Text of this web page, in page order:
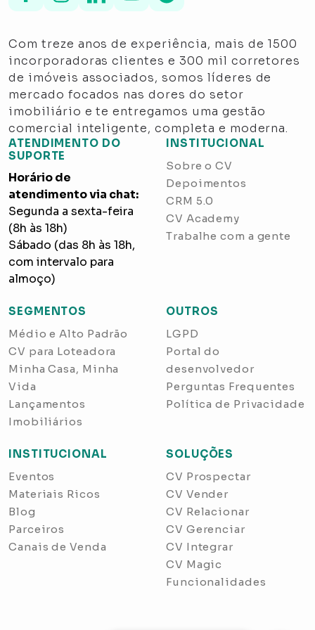
Com treze anos de experiência, mais de 1500
incorporadoras clientes e 300 mil corretores
de imóveis associados, somos líderes de
mercado focados nas dores do setor
imobiliário e te entregamos uma gestão
comercial inteligente, completa e moderna.
INSTITUCIONAL
Sobre o CV
Depoimentos
CRM 5.0
CV Academy
Trabalhe com a gente
SEGMENTOS
Médio e Alto Padrão
CV para Loteadora
Minha Casa, Minha
Vida
Lançamentos
Imobiliários
OUTROS
LGPD
Portal do
desenvolvedor
Perguntas Frequentes
Política de Privacidade
INSTITUCIONAL
Eventos
Materiais Ricos
Blog
Parceiros
Canais de Venda
SOLUÇÕES
CV Prospectar
CV Vender
CV Relacionar
CV Gerenciar
CV Integrar
CV Magic
Funcionalidades
ATENDIMENTO DO
SUPORTE
Horário de
atendimento via chat:
Segunda a sexta-feira
(8h às 18h)
Sábado (das 8h às 18h,
com intervalo para
almoço)